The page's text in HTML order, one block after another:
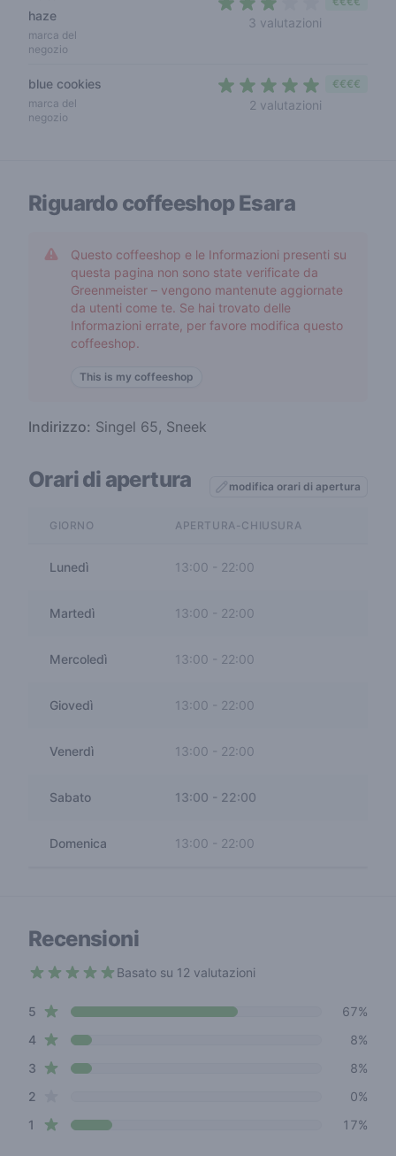
haze
marca del
negozio
3 valutazioni
blue cookies
marca del
negozio
2 valutazioni
€€€€
Riguardo coffeeshopEsara
Questo coffeeshop e le Informazioni presenti su
questa pagina non sono state verificate da
Greenmeister – vengono mantenute aggiornate
da utenti come te. Se hai trovato delle
Informazioni errate, per favore modifica questo
coffeeshop.
This is my coffeeshop
Indirizzo: Singel 65, Sneek
Orari di apertura modifica orari di apertura
GIORNO APERTURA-CHIUSURA
Lunedì 13:00 - 22:00
Martedì 13:00 22:00
Mercoledì 13:00 - 22:00
Giovedì 13:00 22:00
Venerdì 13:00 - 22:00
Sabato 13:00 - 22:00
Domenica 13:00 - 22:00
Recensioni
Basato su 12 valutazioni
Review data
5 star reviews
67%
4star reviews
8%
3 star reviews
8%
2
0%
1 star reviews 17%